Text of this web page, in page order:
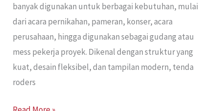
banyak digunakan untuk berbagai kebutuhan, mulai
dari acara pernikahan, pameran, konser, acara
perusahaan, hingga digunakan sebagai gudang atau
mess pekerja proyek. Dikenal dengan struktur yang
kuat, desain fleksibel, dan tampilan modern, tenda
roders